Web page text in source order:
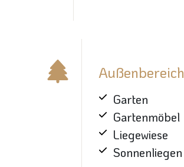
Außenbereich
Garten
Gartenmöbel
Liegewiese
Sonnenliegen